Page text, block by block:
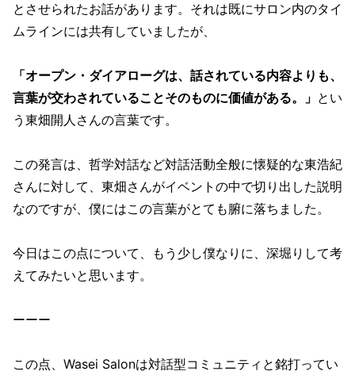
とさせられたお話があります。それは既にサロン内のタイ
ムラインには共有していましたが、
「オープン・ダイアローグは、話されている内容よりも、
言葉が交わされていることそのものに価値がある。」 とい
う東畑開人さんの言葉です。
この発言は、哲学対話など対話活動全般に懐疑的な東浩紀
さんに対して、東畑さんがイベントの中で切り出した説明
なのですが、僕にはこの言葉がとても腑に落ちました。
今日はこの点について、もう少し僕なりに、深堀りして考
えてみたいと思います。
ーーー
この点、Wasei Salonは対話型コミュニティと銘打ってい